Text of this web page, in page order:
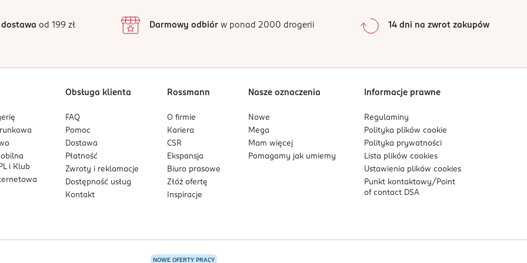
jest szybkoschnąca i zazwyczaj trwa to kilka minut.
topu Semilac Gel Like, aby zabezpieczyć kolor, nadać połysk i efekt żelowego wykończenia manicure.
Stosować w dobrze wentylowanym pomieszczeniu. Chronić przed dziećmi.
2
1
0%
Sortowanie wgdata: od najnowszej
dostawa od 199 zł Darmowy odbiórw ponad 2000 drogerii 14 dni na zwrot zakupów
i Klub
Obsługa klienta
FAQ
Pomoc
Dostawa
Płatność
Zwroty i reklamacje
Dostępność usług
Kontakt
Rossmann
O firmie
Kariera
CSR
Ekspansja
Biuro prasowe
Złóż ofertę
Inspiracje
Nasze oznaczenia
Nowe
Mega
Mam więcej
Pomagamy jak umiemy
Informacje prawne
Regulaminy
Polityka plikówcookie
Polityka prywatności
Lista plikówcookies
Ustawienia plikówcookies
Punkt kontaktowy/ Point
of contact DSA
NOWE OFERTY PRACY